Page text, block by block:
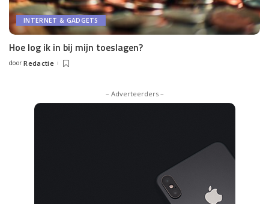
INTERNET & GADGETS
Hoe log ik in bij mijn toeslagen?
Posted
door Redactie
– Adverteerders –